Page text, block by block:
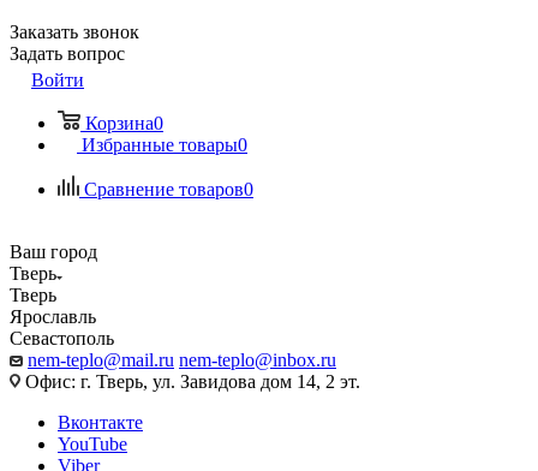
Заказать звонок
Задать вопрос
Войти
Корзина0
Избранные товары0
Сравнение товаров0
Ваш город
Тверь
Тверь
Ярославль
Севастополь
nem-teplo@mail.ru nem-teplo@inbox.ru
Офис: г. Тверь, ул. Завидова дом 14, 2 эт.
Вконтакте
YouTube
Viber